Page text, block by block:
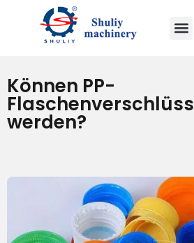
Können PP-
werden?